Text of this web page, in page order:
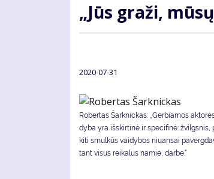
„Jūs gra­ži,
2020-07-31
Robertas Šarknickas: „Ger­bia­mos
dy­ba yra iš­skir­ti­nė ir spe­ci­fi­nė: žvilgs­nis,
ki­ti smul­kūs vai­dy­bos niu­an­sai
tant vi­sus rei­ka­lus na­mie, dar­be.“